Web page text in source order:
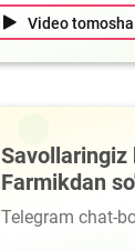
Video
Savollaringiz
Farmikdan
Telegram chat-